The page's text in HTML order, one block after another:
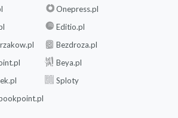
Onepress.pl
Editio.pl
Bezdroza.pl
Beya.pl
Sploty